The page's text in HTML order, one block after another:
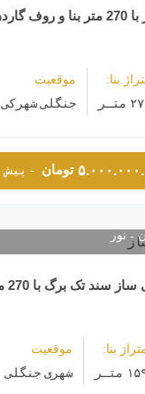
بنا:
متـر
موقعیت
جنگلی شهرکی
تومان - پیش
نور
تک برگ با 270 متر زمین
بنا:
متـر
موقعیت
شهری جنگلی